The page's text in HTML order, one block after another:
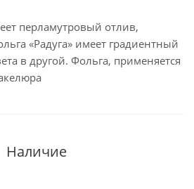
перламутровый отлив,
«Радуга» имеет градиентный
в другой. Фольга, применяется
Наличие